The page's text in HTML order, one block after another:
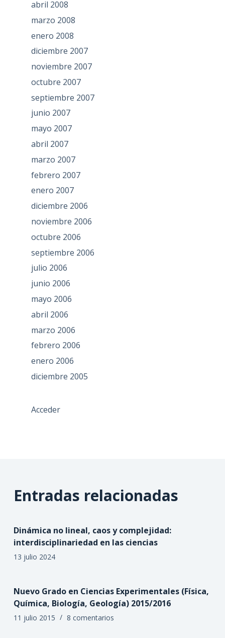
abril 2008
marzo 2008
enero 2008
diciembre 2007
noviembre 2007
octubre 2007
septiembre 2007
junio 2007
mayo 2007
abril 2007
marzo 2007
febrero 2007
enero 2007
diciembre 2006
noviembre 2006
octubre 2006
septiembre 2006
julio 2006
junio 2006
mayo 2006
abril 2006
marzo 2006
febrero 2006
enero 2006
diciembre 2005
Acceder
Entradas relacionadas
Dinámica no lineal, caos y complejidad:
interdisciplinariedad en las ciencias
13 julio 2024
Nuevo Grado en Ciencias Experimentales (Física,
Química, Biología, Geología) 2015/2016
11 julio 2015 8 comentarios